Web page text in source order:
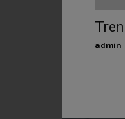
admin